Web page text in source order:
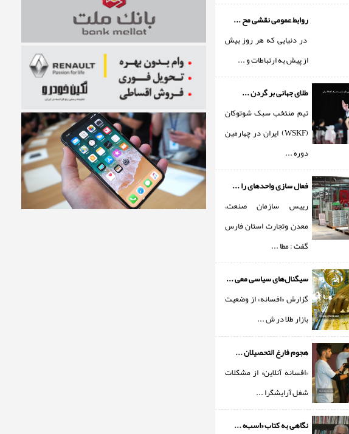
روابط عمومی نقشی مح ...
در دنیایی که هر روز بیش
از پیش به ارتباطات و ...
طلای جهانی بر گردن ...
تیم منتخب سبک شوتوکان
(WSKF) ایران در چهارمين
دوره ...
فعال سازی واحدهای را ...
رییس سازمان صنعت،
معدن وتجارت استان فارس
گفت : مطا ...
سیگنال‌های سیاسی معی ...
گزارش «افسانه» از وضعیت
بازار طلا در ش ...
هجوم فارغ التحصیلان ...
«افسانه آنلاین» از مشکلات
شغل آرایشگرا ...
نگاهی به کتاب «اسب‌ه ...